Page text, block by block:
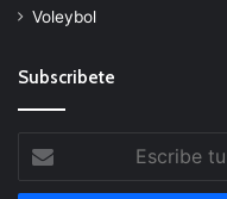
Voleybol
Subscribete
tu
correo